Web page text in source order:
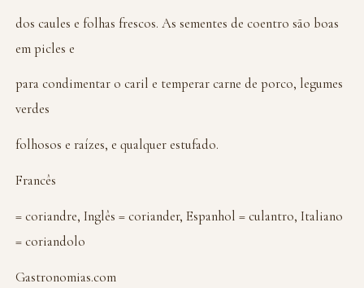
dos caules e folhas frescos. As sementes de coentro são boas
em picles e
para condimentar o caril e temperar carne de porco, legumes
verdes
folhosos e raízes, e qualquer estufado.
Francês
= coriandre, Inglês = coriander, Espanhol = culantro, Italiano
= coriandolo
Gastronomias.com